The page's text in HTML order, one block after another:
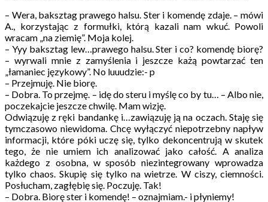
– Wera, baksztag prawego halsu. Ster i komendę zdaje. – mówi
A., korzystając z formułki, którą kazali nam wkuć. Powoli
wracam „na ziemię”. Moja kolej.
– Yyy baksztag lew…prawego halsu. Ster i co? komendę biorę?
– wyrwali mnie z zamyślenia i jeszcze każą powtarzać ten
„łamaniec językowy”. No luuudzie:- p
– Przejmuję. Nie biorę.
– Dobra. To przejmę. – idę do steru i myślę co by tu… – Albo nie,
poczekajcie jeszcze chwilę. Mam wizję.
Odwiązuję z ręki bandankę i…zawiązuję ją na oczach. Staję się
tymczasowo niewidoma. Chcę wyłączyć niepotrzebny napływ
informacji, które póki uczę się, tylko dekoncentrują w skutek
tego, że nie umiem ich analizować jako całość. A analiza
każdego z osobna, w sposób niezintegrowany wprowadza
tylko chaos. Skupię się tylko na wietrze. W ciszy, ciemności.
Posłucham, zagłębię się. Poczuję. Tak!
– Dobra. Biorę ster i komendę! – oznajmiam.- i płyniemy!